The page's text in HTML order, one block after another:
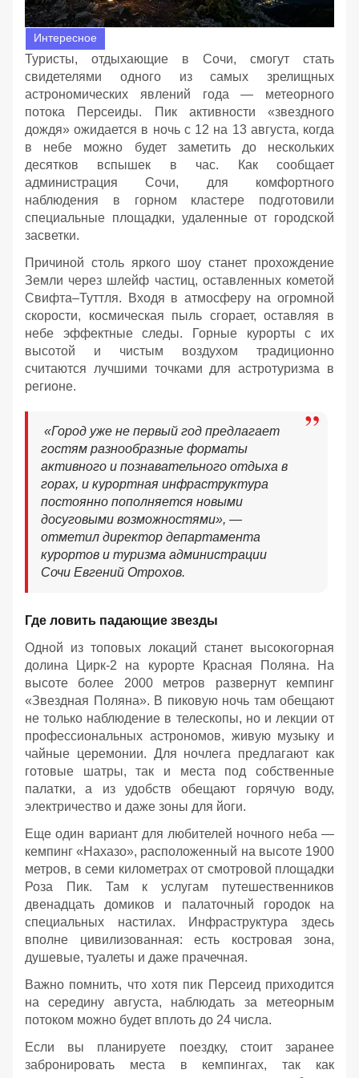
Интересное
Туристы, отдыхающие в Сочи, смогут стать
свидетелями одного из самых зрелищных
астрономических явлений года — метеорного
потока Персеиды. Пик активности «звездного
дождя» ожидается в ночь с 12 на 13 августа, когда
в небе можно будет заметить до нескольких
десятков вспышек в час. Как сообщает
администрация Сочи, для комфортного
наблюдения в горном кластере подготовили
специальные площадки, удаленные от городской
засветки.
Причиной столь яркого шоу станет прохождение
Земли через шлейф частиц, оставленных кометой
Свифта–Туттля. Входя в атмосферу на огромной
скорости, космическая пыль сгорает, оставляя в
небе эффектные следы. Горные курорты с их
высотой и чистым воздухом традиционно
считаются лучшими точками для астротуризма в
регионе.
«Город уже не первый год предлагает
гостям разнообразные форматы
активного и познавательного отдыха в
горах, и курортная инфраструктура
постоянно пополняется новыми
досуговыми возможностями», —
отметил директор департамента
курортов и туризма администрации
Сочи Евгений Отрохов.
Где ловить падающие звезды
Одной из топовых локаций станет высокогорная
долина Цирк-2 на курорте Красная Поляна. На
высоте более 2000 метров развернут кемпинг
«Звездная Поляна». В пиковую ночь там обещают
не только наблюдение в телескопы, но и лекции от
профессиональных астрономов, живую музыку и
чайные церемонии. Для ночлега предлагают как
готовые шатры, так и места под собственные
палатки, а из удобств обещают горячую воду,
электричество и даже зоны для йоги.
Еще один вариант для любителей ночного неба —
кемпинг «Нахазо», расположенный на высоте 1900
метров, в семи километрах от смотровой площадки
Роза Пик. Там к услугам путешественников
двенадцать домиков и палаточный городок на
специальных настилах. Инфраструктура здесь
вполне цивилизованная: есть костровая зона,
душевые, туалеты и даже прачечная.
Важно помнить, что хотя пик Персеид приходится
на середину августа, наблюдать за метеорным
потоком можно будет вплоть до 24 числа.
Если вы планируете поездку, стоит заранее
забронировать места в кемпингах, так как